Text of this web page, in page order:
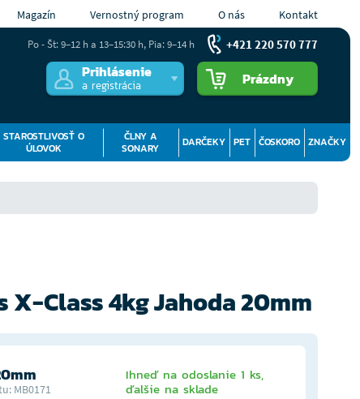
Magazín Vernostný program O nás Kontakt
Prihlásenie
a registrácia Prázdny
STAROSTLIVOSŤ O
ÚLOVOK
ČLNY A
SONARY
DARČEKY PET ČOSKORO ZNAČKY
Po - Št: 9–12 h a 13–15:30 h, Pia: 9–14 h +421 220 570 777
Class 4kg Jahoda 20mm
MB0171
Ihneď na odoslanie 1 ks,
ďalšie na sklade